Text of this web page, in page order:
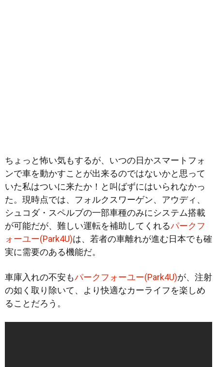
ちょっと怖い気もするが、いつの日かスマートフォ
ンで車を動かすことが出来るのではないかと思って
いた私はついに来たか！と叫ばずにはいられなかっ
た。現時点では、フォルクスワーゲン、アウディ、
シュコダ・スペルブの一部車種のみにシステム搭載
が可能だが、難しい運転を補助してくれるパークフ
ォーユー(Park4U)は、若者の車離れが進む日本でも確
実に需要のある機能だ。
車庫入れの不安もパークフォーユー(Park4U)が、注射
の如く取り除いて、より快適なカーライフを楽しめ
ることだろう。